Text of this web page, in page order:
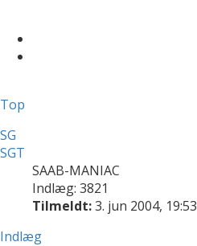
Top
SG
SGT
SAAB-MANIAC
Indlæg: 3821
Tilmeldt:3. jun 2004, 19:53
Indlæg